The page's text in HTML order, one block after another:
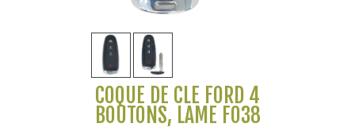
COQUE DE CLÉ FORD 4
BOUTONS, LAME FO38